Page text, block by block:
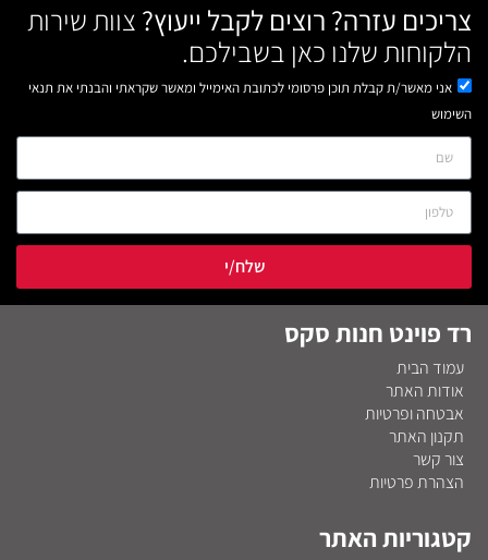
צריכים עזרה? רוצים לקבל ייעוץ? צוות שירות
הלקוחות שלנו כאן בשבילכם.
אני מאשר/ת קבלת תוכן פרסומי לכתובת האימייל ומאשר שקראתי והבנתי את תנאי
השימוש
שלח/י
רד פוינט חנות סקס
עמוד הבית
אודות האתר
אבטחה ופרטיות
תקנון האתר
צור קשר
הצהרת פרטיות
קטגוריות האתר